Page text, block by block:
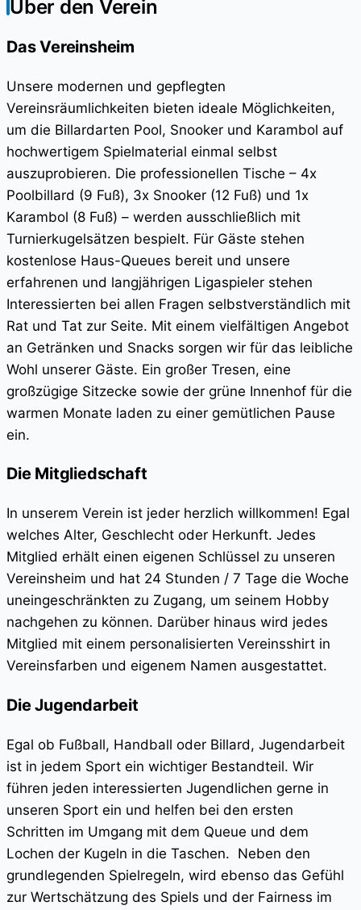
Über den Verein
Das Vereinsheim
Unsere modernen und gepflegten
Vereinsräumlichkeiten bieten ideale Möglichkeiten,
um die Billardarten Pool, Snooker und Karambol auf
hochwertigem Spielmaterial einmal selbst
auszuprobieren. Die professionellen Tische – 4x
Poolbillard (9 Fuß), 3x Snooker (12 Fuß) und 1x
Karambol (8 Fuß) – werden ausschließlich mit
Turnierkugelsätzen bespielt. Für Gäste stehen
kostenlose Haus-Queues bereit und unsere
erfahrenen und langjährigen Ligaspieler stehen
Interessierten bei allen Fragen selbstverständlich mit
Rat und Tat zur Seite. Mit einem vielfältigen Angebot
an Getränken und Snacks sorgen wir für das leibliche
Wohl unserer Gäste. Ein großer Tresen, eine
großzügige Sitzecke sowie der grüne Innenhof für die
warmen Monate laden zu einer gemütlichen Pause
ein.
Die Mitgliedschaft
In unserem Verein ist jeder herzlich willkommen! Egal
welches Alter, Geschlecht oder Herkunft. Jedes
Mitglied erhält einen eigenen Schlüssel zu unseren
Vereinsheim und hat 24 Stunden / 7 Tage die Woche
uneingeschränkten zu Zugang, um seinem Hobby
nachgehen zu können. Darüber hinaus wird jedes
Mitglied mit einem personalisierten Vereinsshirt in
Vereinsfarben und eigenem Namen ausgestattet.
Die Jugendarbeit
Egal ob Fußball, Handball oder Billard, Jugendarbeit
ist in jedem Sport ein wichtiger Bestandteil. Wir
führen jeden interessierten Jugendlichen gerne in
unseren Sport ein und helfen bei den ersten
Schritten im Umgang mit dem Queue und dem
Lochen der Kugeln in die Taschen. Neben den
grundlegenden Spielregeln, wird ebenso das Gefühl
zur Wertschätzung des Spiels und der Fairness im